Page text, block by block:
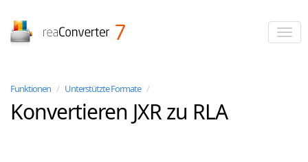
Funktionen / Unterstützte Formate /
Konvertieren JXR zu RLA